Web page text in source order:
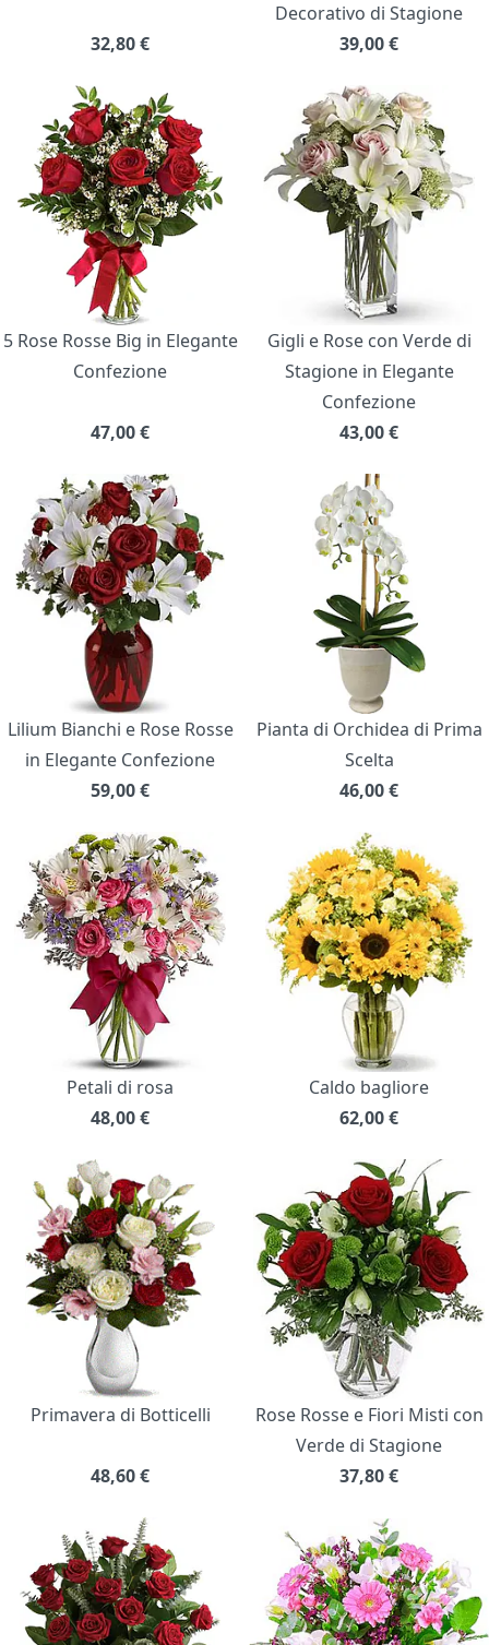
32,80€
Decorativo di Stagione
39,00€
5 Rose Rosse Big in Elegante
Confezione
47,00€
Gigli e Rose con Verde di
Stagione in Elegante
Confezione
43,00€
Lilium Bianchi e Rose Rosse
in Elegante Confezione
59,00€
Pianta di Orchidea di Prima
Scelta
46,00€
Petali di rosa
48,00€
Caldo bagliore
62,00€
Primavera di Botticelli
48,60€
Rose Rosse e Fiori Misti con
Verde di Stagione
37,80€